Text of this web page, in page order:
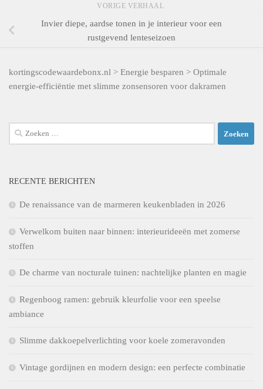
VORIGE VERHAAL
Invier diepe, aardse tonen in je interieur voor een
rustgevend lenteseizoen
kortingscodewaardebonx.nl > Energie besparen > Optimale
energie-efficiëntie met slimme zonsensoren voor dakramen
Zoeken
naar:
RECENTE BERICHTEN
De renaissance van de marmeren keukenbladen in 2026
Verwelkom buiten naar binnen: interieurideeën met zomerse
stoffen
De charme van nocturale tuinen: nachtelijke planten en magie
Regenboog ramen: gebruik kleurfolie voor een speelse
ambiance
Slimme dakkoepelverlichting voor koele zomeravonden
Vintage gordijnen en modern design: een perfecte combinatie